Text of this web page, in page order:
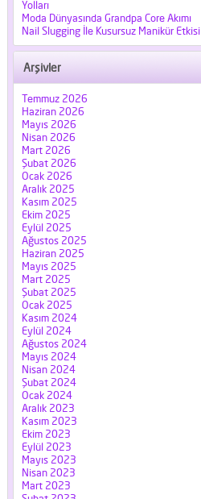
Yolları
Moda Dünyasında Grandpa Core Akımı
Nail Slugging İle Kusursuz Manikür Etkisi
Arşivler
Temmuz 2026
Haziran 2026
Mayıs 2026
Nisan 2026
Mart 2026
Şubat 2026
Ocak 2026
Aralık 2025
Kasım 2025
Ekim 2025
Eylül 2025
Ağustos 2025
Haziran 2025
Mayıs 2025
Mart 2025
Şubat 2025
Ocak 2025
Kasım 2024
Eylül 2024
Ağustos 2024
Mayıs 2024
Nisan 2024
Şubat 2024
Ocak 2024
Aralık 2023
Kasım 2023
Ekim 2023
Eylül 2023
Mayıs 2023
Nisan 2023
Mart 2023